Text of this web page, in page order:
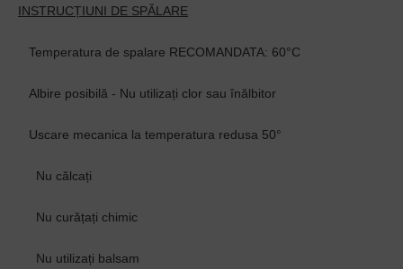
INSTRUCȚIUNI DE SPĂLARE
Temperatura de spalare RECOMANDATA: 60°C
Albire posibilă - Nu utilizați clor sau înălbitor
Uscare mecanica la temperatura redusa 50°
Nu călcați
Nu curățați chimic
Nu utilizați balsam